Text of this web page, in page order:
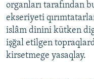
organları tarafından
ekseriyeti
islâm dinini kütken
işğal etilgen
kirsetmege yasaqlay.